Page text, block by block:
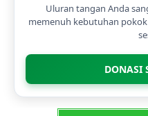
Uluran tangan Anda
memenuh kebutuhan
DONASI